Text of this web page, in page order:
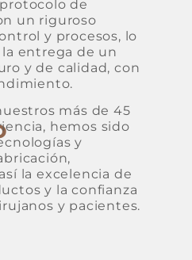
de
un riguroso
y procesos, lo
entrega de un
y de calidad, con
más de 45
hemos sido
y
la excelencia de
y la confianza
y pacientes.